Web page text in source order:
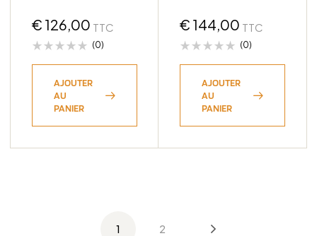
G
€ 126,00 TTC
(0)
AJOUTER
AU
PANIER
€ 144,00 TTC
(0)
AJOUTER
AU
PANIER
1 2